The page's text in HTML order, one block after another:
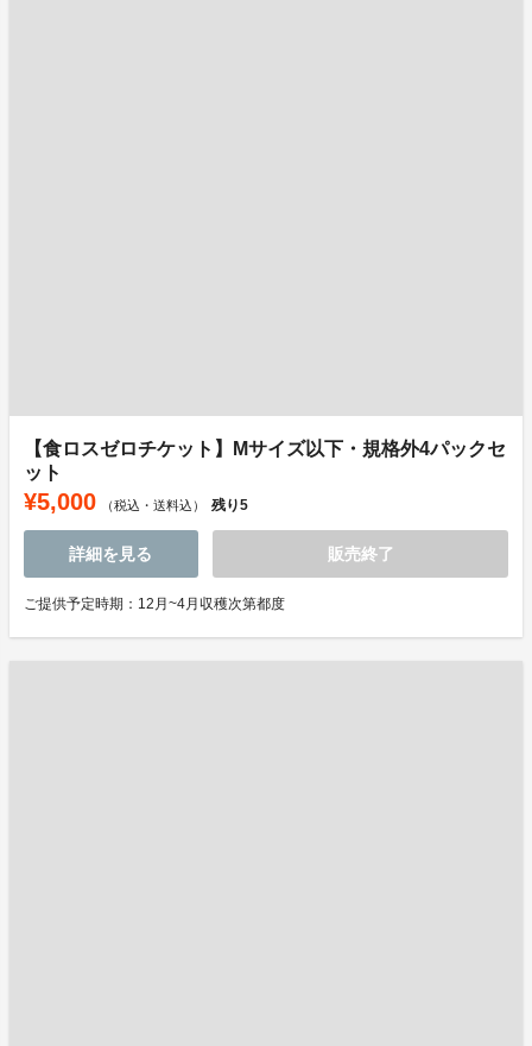
【食ロスゼロチケット】Mサイズ以下・規格外4パックセ
ット
¥5,000 （税込・送料込） 残り5
詳細を見る 販売終了
ご提供予定時期：12月~4月収穫次第都度